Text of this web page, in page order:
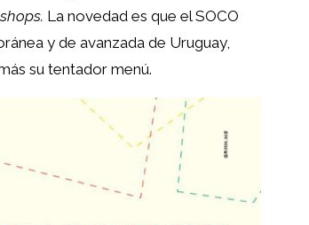
La novedad es que el SOCO
y de avanzada de Uruguay,
su tentador menú.